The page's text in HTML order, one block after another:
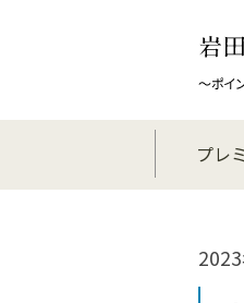
プレ